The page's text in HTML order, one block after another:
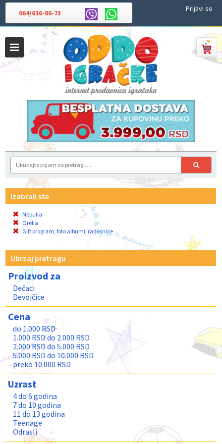
064/616-06-73 Prijavi se
Izabrali ste
Nebulia
Orelia
Gift program, foto albumi, radosnice
Ubrzaj pretragu
Proizvod za
Dečaci
Devojčice
Cena
do 1.000 RSD
1.000 RSD do 2.000 RSD
2.000 RSD do 5.000 RSD
5.000 RSD do 10.000 RSD
preko 10.000 RSD
Uzrast
4 do 6 godina
7 do 10 godina
11 do 13 godina
Teenage
Odrasli